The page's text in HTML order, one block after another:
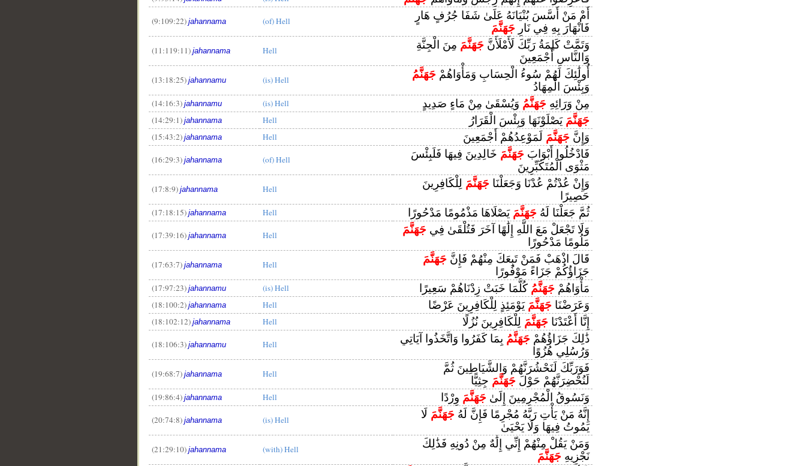
(9:109:22) jahannama (of) Hell
أَمْ مَنْ أَسَّسَ بُنْيَانَهُ عَلَىٰ شَفَا جُرُفٍ هَارٍ
فَانْهَارَ بِهِ فِي نَارِ جَهَنَّمَ
(11:119:11) jahannama Hell وَتَمَّتْ كَلِمَةُ رَبِّكَ لَأَمْلَأَنَّ جَهَنَّمَ مِنَ الْجِنَّةِ
وَالنَّاسِ أَجْمَعِينَ
(13:18:25) jahannamu (is) Hell أُولَٰئِكَ لَهُمْ سُوءُ الْحِسَابِ وَمَأْوَاهُمْ جَهَنَّمُ
وَبِئْسَ الْمِهَادُ
(14:16:3) jahannamu (is) Hell مِنْ وَرَائِهِ جَهَنَّمُ وَيُسْقَىٰ مِنْ مَاءٍ صَدِيدٍ
(14:29:1) jahannama Hell جَهَنَّمَ يَصْلَوْنَهَا وَبِئْسَ الْقَرَارُ
(15:43:2) jahannama Hell وَإِنَّ جَهَنَّمَ لَمَوْعِدُهُمْ أَجْمَعِينَ
(16:29:3) jahannama (of) Hell فَادْخُلُوا أَبْوَابَ جَهَنَّمَ خَالِدِينَ فِيهَا فَلَبِئْسَ
مَثْوَى الْمُتَكَبِّرِينَ
(17:8:9) jahannama Hell وَإِنْ عُدْتُمْ عُدْنَا وَجَعَلْنَا جَهَنَّمَ لِلْكَافِرِينَ
حَصِيرًا
(17:18:15) jahannama Hell ثُمَّ جَعَلْنَا لَهُ جَهَنَّمَ يَصْلَاهَا مَذْمُومًا مَدْحُورًا
(17:39:16) jahannama Hell وَلَا تَجْعَلْ مَعَ اللَّهِ إِلَٰهًا آخَرَ فَتُلْقَىٰ فِي جَهَنَّمَ
مَلُومًا مَدْحُورًا
(17:63:7) jahannama Hell قَالَ اذْهَبْ فَمَنْ تَبِعَكَ مِنْهُمْ فَإِنَّ جَهَنَّمَ
جَزَاؤُكُمْ جَزَاءً مَوْفُورًا
(17:97:23) jahannamu (is) Hell مَأْوَاهُمْ جَهَنَّمُ كُلَّمَا خَبَتْ زِدْنَاهُمْ سَعِيرًا
(18:100:2) jahannama Hell وَعَرَضْنَا جَهَنَّمَ يَوْمَئِذٍ لِلْكَافِرِينَ عَرْضًا
(18:102:12) jahannama Hell إِنَّا أَعْتَدْنَا جَهَنَّمَ لِلْكَافِرِينَ نُزُلًا
(18:106:3) jahannamu Hell ذَٰلِكَ جَزَاؤُهُمْ جَهَنَّمُ بِمَا كَفَرُوا وَاتَّخَذُوا آيَاتِي
وَرُسُلِي هُزُوًا
(19:68:7) jahannama Hell
فَوَرَبِّكَ لَنَحْشُرَنَّهُمْ وَالشَّيَاطِينَ ثُمَّ
لَنُحْضِرَنَّهُمْ حَوْلَ جَهَنَّمَ جِثِيًّا
(19:86:4) jahannama Hell وَنَسُوقُ الْمُجْرِمِينَ إِلَىٰ جَهَنَّمَ وِرْدًا
(20:74:8) jahannama (is) Hell إِنَّهُ مَنْ يَأْتِ رَبَّهُ مُجْرِمًا فَإِنَّ لَهُ جَهَنَّمَ لَا
يَمُوتُ فِيهَا وَلَا يَحْيَىٰ
(21:29:10) jahannama (with) Hell
وَمَنْ يَقُلْ مِنْهُمْ إِنِّي إِلَٰهٌ مِنْ دُونِهِ فَذَٰلِكَ
نَجْزِيهِ جَهَنَّمَ